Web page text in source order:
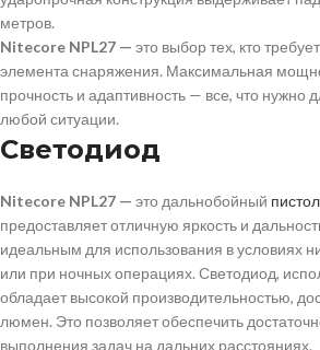
метров.
Nitecore NPL27 — это выбор тех, кто
элемента снаряжения. Максимальная
прочность и адаптивность — все, что нужно
любой ситуации.
Светодиод
Nitecore NPL27 — это дальнобойный
предоставляет отличную яркость и
идеальным для использования в условиях
или при ночных операциях. Светодиод,
обладает высокой производительностью,
люмен. Это позволяет обеспечить
выполнения задач на дальних расстояниях.